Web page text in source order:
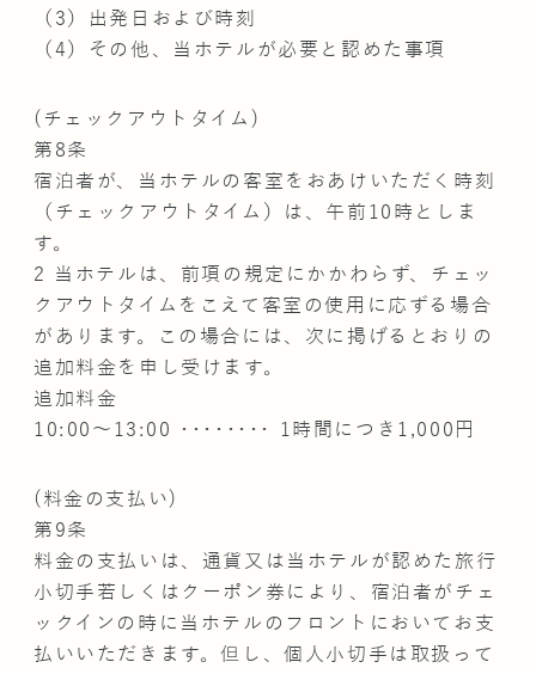
（3）出発日および時刻
（4）その他、当ホテルが必要と認めた事項
(チェックアウトタイム)
第8条
宿泊者が、当ホテルの客室をおあけいただく時刻
（チェックアウトタイム）は、午前10時としま
す。
2 当ホテルは、前項の規定にかかわらず、チェッ
クアウトタイムをこえて客室の使用に応ずる場合
があります。この場合には、次に掲げるとおりの
追加料金を申し受けます。
追加料金
10:00～13:00 ････････ 1時間につき1,000円
(料金の支払い)
第9条
料金の支払いは、通貨又は当ホテルが認めた旅行
小切手若しくはクーポン券により、宿泊者がチェ
ックインの時に当ホテルのフロントにおいてお支
払いいただきます。但し、個人小切手は取扱って